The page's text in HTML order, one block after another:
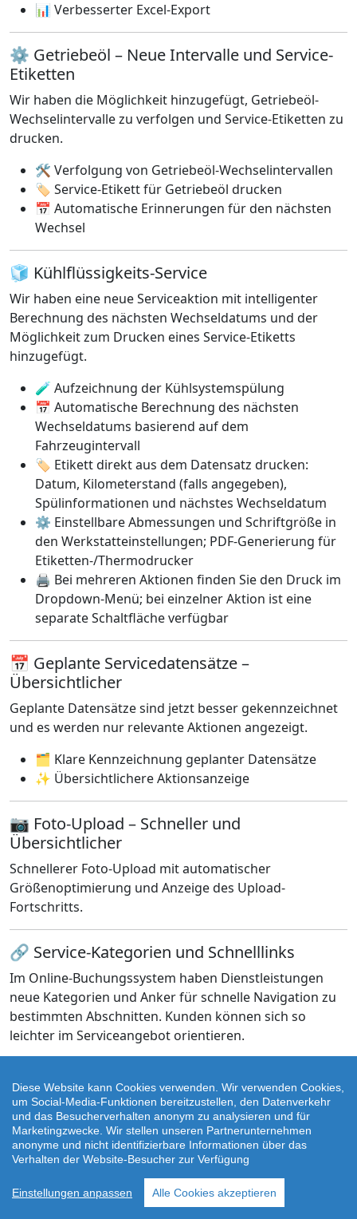
📊 Verbesserter Excel-Export
⚙️ Getriebeöl – Neue Intervalle und Service-
Etiketten
Wir haben die Möglichkeit hinzugefügt, Getriebeöl-
Wechselintervalle zu verfolgen und Service-Etiketten zu
drucken.
🛠️ Verfolgung von Getriebeöl-Wechselintervallen
🏷️ Service-Etikett für Getriebeöl drucken
📅 Automatische Erinnerungen für den nächsten
Wechsel
🧊 Kühlflüssigkeits-Service
Wir haben eine neue Serviceaktion mit intelligenter
Berechnung des nächsten Wechseldatums und der
Möglichkeit zum Drucken eines Service-Etiketts
hinzugefügt.
🧪 Aufzeichnung der Kühlsystemspülung
📅 Automatische Berechnung des nächsten
Wechseldatums basierend auf dem
Fahrzeugintervall
🏷️ Etikett direkt aus dem Datensatz drucken:
Datum, Kilometerstand (falls angegeben),
Spülinformationen und nächstes Wechseldatum
⚙️ Einstellbare Abmessungen und Schriftgröße in
den Werkstatteinstellungen; PDF-Generierung für
Etiketten-/Thermodrucker
🖨️ Bei mehreren Aktionen finden Sie den Druck im
Dropdown-Menü; bei einzelner Aktion ist eine
separate Schaltfläche verfügbar
📅 Geplante Servicedatensätze –
Übersichtlicher
Geplante Datensätze sind jetzt besser gekennzeichnet
und es werden nur relevante Aktionen angezeigt.
🗂️ Klare Kennzeichnung geplanter Datensätze
✨ Übersichtlichere Aktionsanzeige
📷 Foto-Upload – Schneller und
Übersichtlicher
Schnellerer Foto-Upload mit automatischer
Größenoptimierung und Anzeige des Upload-
Fortschritts.
🔗 Service-Kategorien und Schnelllinks
Im Online-Buchungssystem haben Dienstleistungen
neue Kategorien und Anker für schnelle Navigation zu
bestimmten Abschnitten. Kunden können sich so
leichter im Serviceangebot orientieren.
🧾 Änderungshistorie – Detailliertere
Übersicht
Die Änderungshistorie zeigt jetzt alle Änderungen
einschließlich gelöschter Daten für eine bessere
Übersicht über Änderungen.
📨 SMS-Erinnerungen – Einheitliche
Diese Website kann Cookies verwenden. Wir verwenden Cookies,
um Social-Media-Funktionen bereitzustellen, den Datenverkehr
und das Besucherverhalten anonym zu analysieren und für
Marketingzwecke. Wir stellen unseren Partnerunternehmen
anonyme und nicht identifizierbare Informationen über das
Verhalten der Website-Besucher zur Verfügung
Einstellungen anpassen Alle Cookies akzeptieren